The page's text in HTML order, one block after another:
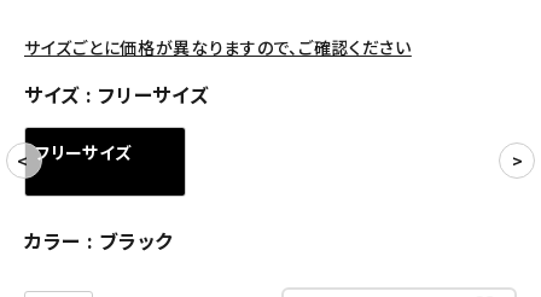
CONTENTS
ACCOUNT MENU
ようこそ ゲスト 様
meeting_room ログイン
サイズごとに価格が異なりますので、ご確認ください
サイズ フリーサイズ
フリーサイズ
カラー ブラック